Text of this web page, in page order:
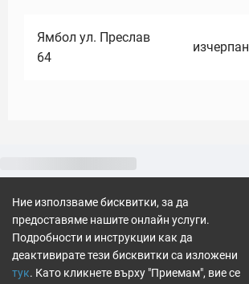
Ямбол ул. Преслав
64
изчерпан
Ние използваме бисквитки, за да
предоставяме нашите онлайн услуги.
Подробности и инструкции как да
деактивирате тези бисквитки са изложени
тук. Като кликнете върху "Приемам", вие се